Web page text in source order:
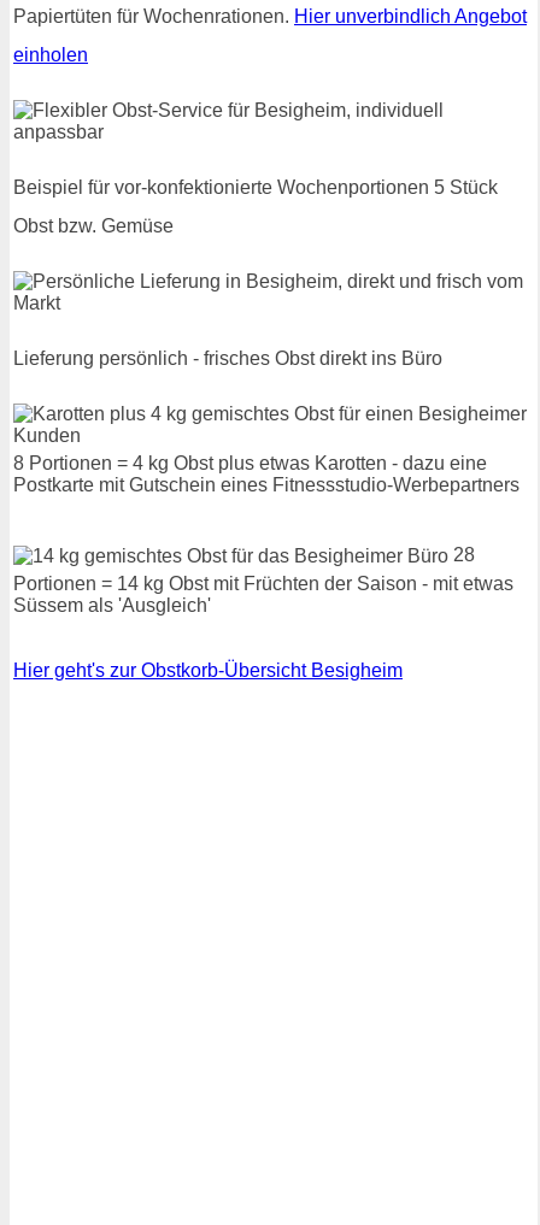
Papiertüten für Wochenrationen. Hier unverbindlich Angebot
einholen
Beispiel für vor-konfektionierte Wochenportionen 5 Stück
Obst bzw. Gemüse
Lieferung persönlich - frisches Obst direkt ins Büro
8 Portionen = 4 kg Obst plus etwas Karotten - dazu eine
Postkarte mit Gutschein eines Fitnessstudio-Werbepartners
28
Portionen = 14 kg Obst mit Früchten der Saison - mit etwas
Süssem als 'Ausgleich'
Hier geht's zur Obstkorb-Übersicht Besigheim